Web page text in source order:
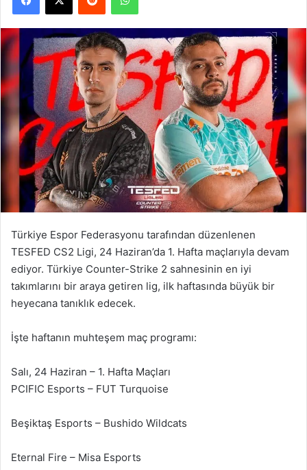
Türkiye Espor Federasyonu tarafından düzenlenen
TESFED CS2 Ligi, 24 Haziran’da 1. Hafta maçlarıyla devam
ediyor. Türkiye Counter-Strike 2 sahnesinin en iyi
takımlarını bir araya getiren lig, ilk haftasında büyük bir
heyecana tanıklık edecek.
İşte haftanın muhteşem maç programı:
Salı, 24 Haziran – 1. Hafta Maçları
PCIFIC Esports – FUT Turquoise
Beşiktaş Esports – Bushido Wildcats
Eternal Fire – Misa Esports